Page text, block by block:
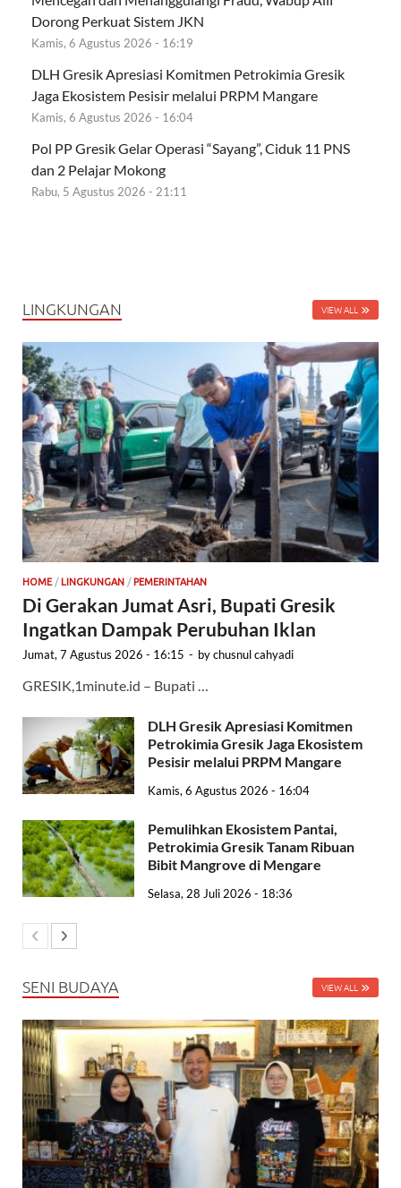
Dorong Perkuat Sistem JKN
Kamis, 6 Agustus 2026 - 16:19
DLH Gresik Apresiasi Komitmen Petrokimia Gresik
Jaga Ekosistem Pesisir melalui PRPM Mangare
Kamis, 6 Agustus 2026 - 16:04
Pol PP Gresik Gelar Operasi “Sayang”, Ciduk 11 PNS
dan 2 Pelajar Mokong
Rabu, 5 Agustus 2026 - 21:11
LINGKUNGAN VIEW ALL
HOME / LINGKUNGAN / PEMERINTAHAN
Di Gerakan Jumat Asri, Bupati Gresik
Ingatkan Dampak Perubuhan Iklan
Jumat, 7 Agustus 2026 - 16:15 - bychusnul cahyadi
GRESIK,1minute.id – Bupati …
DLH Gresik Apresiasi Komitmen
Petrokimia Gresik Jaga Ekosistem
Pesisir melalui PRPM Mangare
Kamis, 6 Agustus 2026 - 16:04
Pemulihkan Ekosistem Pantai,
Petrokimia Gresik Tanam Ribuan
Bibit Mangrove di Mengare
Selasa, 28 Juli 2026 - 18:36
SENI BUDAYA VIEW ALL